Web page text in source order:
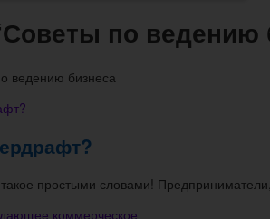
по ведению
ведению бизнеса
простыми словами!